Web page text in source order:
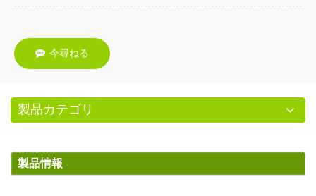
今尋ねる
製品カテゴリ
製品情報